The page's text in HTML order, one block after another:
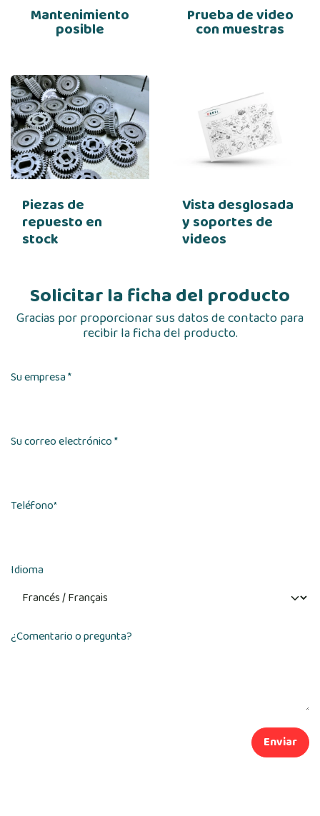
Mantenimiento
posible
Prueba de video
con muestras
Piezas de
repuesto en
stock
Vista desglosada
y soportes de
videos
Solicitar la ficha del producto
Gracias por proporcionar sus datos de contacto para
recibir la ficha del producto.
Su empresa *
Su correo electrónico *
Teléfono*
Idioma
¿Comentario o pregunta?
Enviar